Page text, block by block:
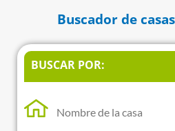
Buscador de
BUSCAR POR: